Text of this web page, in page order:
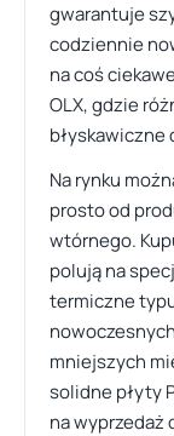
gwarantuje
codziennie
na coś
OLX, gdzie
błyskawiczne
Na rynku
prosto od
wtórnego.
polują na
termiczne
mniejszych
solidne płyty
na wyprzedaż